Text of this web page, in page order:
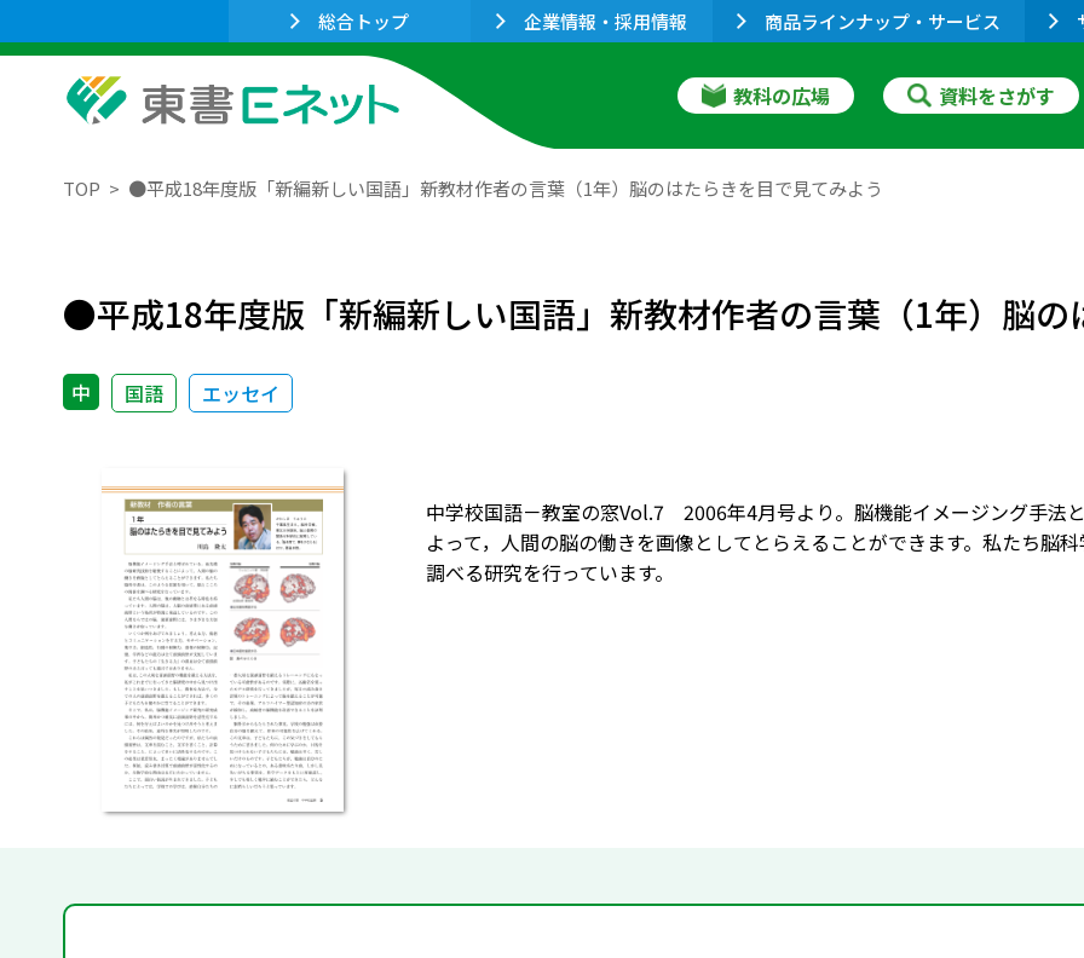
総合トップ 企業情報・採用情報 商品ラインナップ・サービス
教科の広場 資料をさがす
TOP ●平成18年度版「新編新しい国語」新教材作者の言葉（1年）脳のはたらきを目で見てみよう
●平成18年度版「新編新しい国語」新教材作者の言葉（1年）脳の
中 国語 エッセイ
中学校国語－教室の窓Vol.7 2006年4月号より。脳機能イメージング手法
よって，人間の脳の働きを画像としてとらえることができます。私たち脳
調べる研究を行っています。